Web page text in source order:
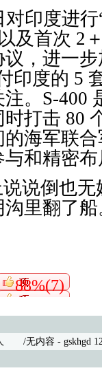
印度进
及首次 2
，进一
印度的 5
。S-400
打击 80
海军联
和精密
说倒也
里翻了船
88%(7)
/无内容 - gskhgd